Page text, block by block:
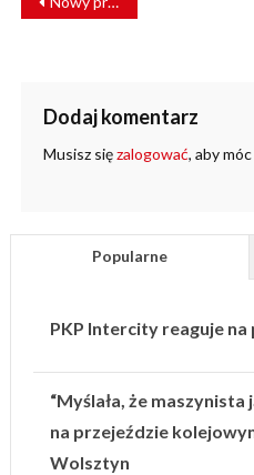
WPISU
Dodaj komentarz
Musisz sięzalogować, aby
Popularne
PKP Intercity reaguje na
“Myślała, że
na przejeździe
Wolsztyn